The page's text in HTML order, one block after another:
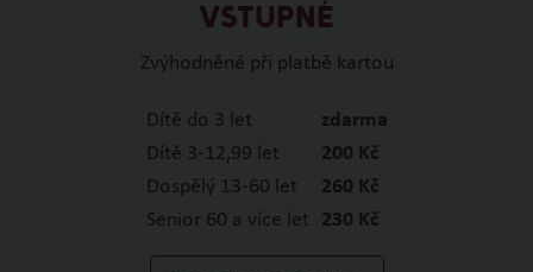
VSTUPNÉ
Zvýhodněné při platbě kartou
Dítě do 3 let
zdarma
Dítě 3-12,99 let
200 Kč
Dospělý 13-60 let
260 Kč
Senior 60 a více let
230 Kč